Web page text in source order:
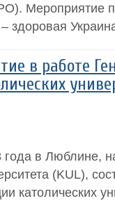
Мероприятие
здоровая
в работе
в Люблине,
(KUL),
католических